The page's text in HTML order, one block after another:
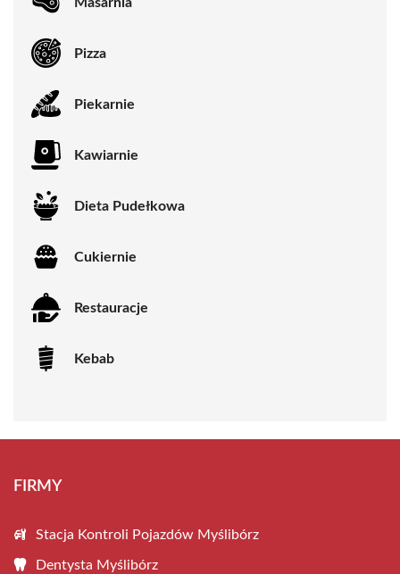
Pizza
Piekarnie
Kawiarnie
Dieta Pudełkowa
Cukiernie
Restauracje
Kebab
FIRMY
Stacja Kontroli Pojazdów Myślibórz
Dentysta Myślibórz